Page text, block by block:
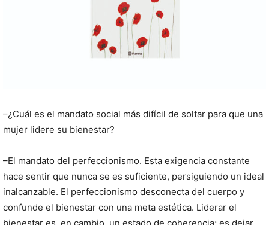
–¿Cuál es el mandato social más difícil de soltar para que una
mujer lidere su bienestar?
–El mandato del perfeccionismo. Esta exigencia constante
hace sentir que nunca se es suficiente, persiguiendo un ideal
inalcanzable. El perfeccionismo desconecta del cuerpo y
confunde el bienestar con una meta estética. Liderar el
bienestar es, en cambio, un estado de coherencia; es dejar